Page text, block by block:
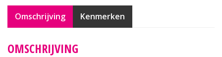
Omschrijving Kenmerken
OMSCHRIJVING